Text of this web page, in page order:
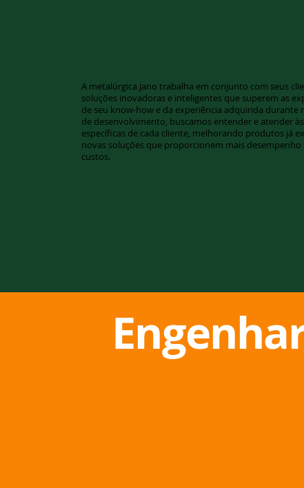
A metalúrgica Jano trabalha em conjunto com seus
soluções inovadoras e inteligentes que superem as
de seu know-how e da experiência adquirida durante
de desenvolvimento, buscamos entender e atender
específicas de cada cliente, melhorando produtos já
novas soluções que proporcionem mais desempenho
custos.